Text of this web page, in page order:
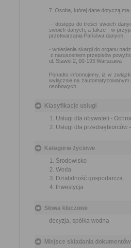
7. Osoba, której dane dotyczą ma
- dostępu do treści swoich
swoich danych, a także - w
przetwarzania Państwa danych.
- wniesienia skargi do organu
z naruszeniem przepisów
ul. Stawki 2, 00-193 Warszawa
Ponadto informujemy, iż w
wyłącznie na
osobowych.
Klasyfikacje usługi
Usługi dla obywateli -
Usługi dla
Kategorie życiowe
Środowisko
Woda
Działalność gospodarcza
Inwestycja
Słowa kluczowe
decyzja, spółka wodna
Miejsce składania dokumentów